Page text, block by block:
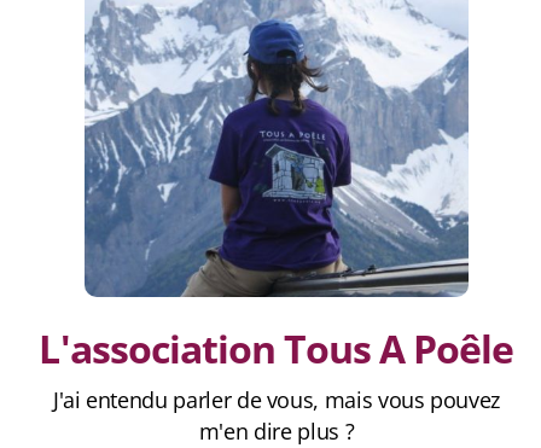
L'association Tous A Poêle
J'ai entendu parler de vous, mais vous pouvez
m'en dire plus ?